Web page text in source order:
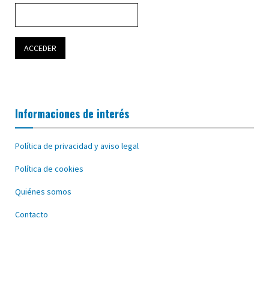
Informaciones de interés
Política de privacidad y aviso legal
Política de cookies
Quiénes somos
Contacto